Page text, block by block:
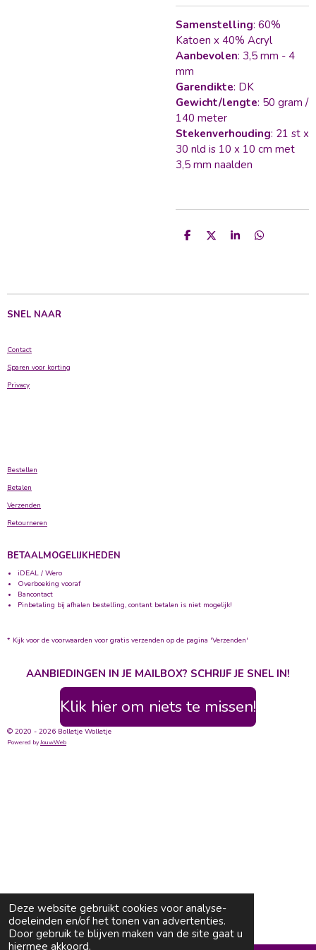
Deze website gebruikt cookies voor analyse-
doeleinden en/of het tonen van advertenties.
Door gebruik te blijven maken van de site gaat u
hiermee akkoord.
Samenstelling: 60%
Katoen x 40% Acryl
Aanbevolen: 3,5 mm - 4
mm
Garendikte: DK
Gewicht/lengte: 50 gram /
140 meter
Stekenverhouding: 21 st x
30 nld is 10 x 10 cm met
3,5 mm naalden
D
D
S
D
SNEL NAAR
Contact
Sparen voor korting
Privacy
Bestellen
Betalen
Verzenden
Retourneren
BETAALMOGELIJKHEDEN
iDEAL / Wero
Overboeking vooraf
Bancontact
Pinbetaling bij afhalen bestelling, contant betalen is niet mogelijk!
* Kijk voor de voorwaarden voor gratis verzenden op de pagina 'Verzenden'
AANBIEDINGEN IN JE MAILBOX? SCHRIJF JE SNEL IN!
Klik hier om niets te missen!
© 2020 - 2026 Bolletje Wolletje
Powered byJouwWeb